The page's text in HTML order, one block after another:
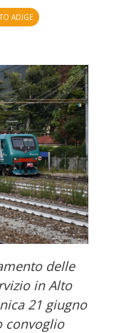
ADIGE
delle
in Alto
21 giugno
convoglio